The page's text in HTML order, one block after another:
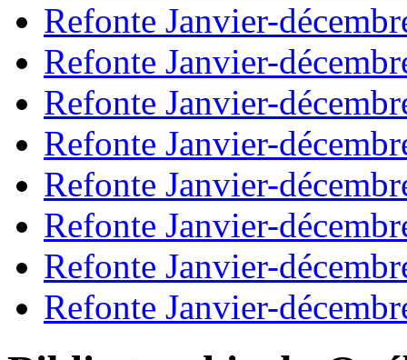
Refonte Janvier-
Refonte Janvier-
Refonte Janvier-
Refonte Janvier-
Refonte Janvier-
Refonte Janvier-
Refonte Janvier-
Refonte Janvier-